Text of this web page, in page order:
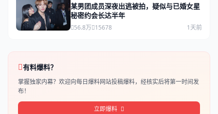
某男团成员深夜出逃被拍，疑似与已婚女星
秘密约会长达半年
56.8万 15678 1天前
有料爆料？
掌握独家内幕？欢迎向每日爆料网站投稿爆料，经核实后将第一时间发
布！
立即爆料